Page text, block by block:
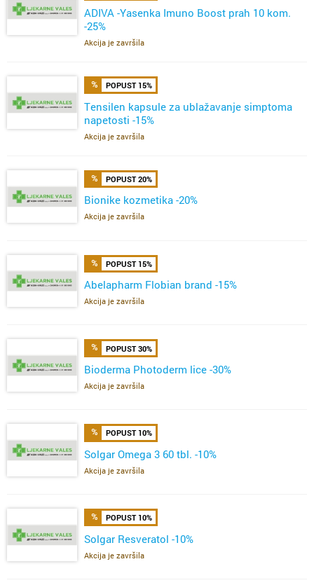
ADIVA -Yasenka Imuno Boost prah 10 kom.
-25%
Akcija je završila
POPUST 15%
Tensilen kapsule za ublažavanje simptoma
napetosti -15%
Akcija je završila
POPUST 20%
Bionike kozmetika -20%
Akcija je završila
POPUST 15%
Abelapharm Flobian brand -15%
Akcija je završila
POPUST 30%
Bioderma Photoderm lice -30%
Akcija je završila
POPUST 10%
Solgar Omega 3 60 tbl. -10%
Akcija je završila
POPUST 10%
Solgar Resveratol -10%
Akcija je završila